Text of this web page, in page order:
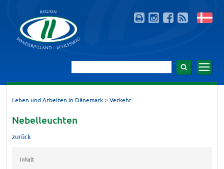
Leben und Arbeiten in Dänemark > Verkehr
Nebelleuchten
zurück
Inhalt